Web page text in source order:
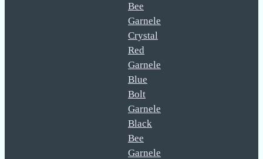
Bee
Garnele
Crystal
Red
Garnele
Blue
Bolt
Garnele
Black
Bee
Garnele